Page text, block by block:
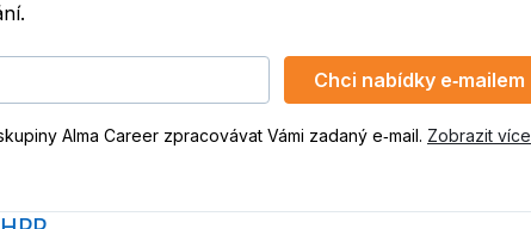
Chci nabídky e‑mailem
Alma Career zpracovávat Vámi zadaný e‑mail. Zobrazit více